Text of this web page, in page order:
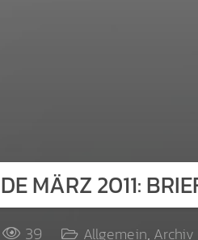
MÄRZ 2011:
39 Allgemein, Archiv